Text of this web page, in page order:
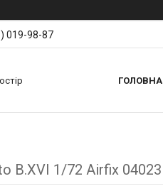
019-98-87
ГОЛОВНА
B.XVI 1/72 Airfix 04023